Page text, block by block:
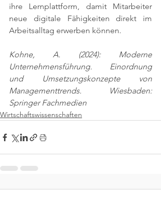
ihre Lernplattform, damit Mitarbeiter
neue digitale Fähigkeiten direkt im
Arbeitsalltag erwerben können.
Kohne, A. (2024): Moderne
Unternehmensführung. Einordnung
und Umsetzungskonzepte von
Managementtrends. Wiesbaden:
Springer Fachmedien
Wirtschaftswissenschaften